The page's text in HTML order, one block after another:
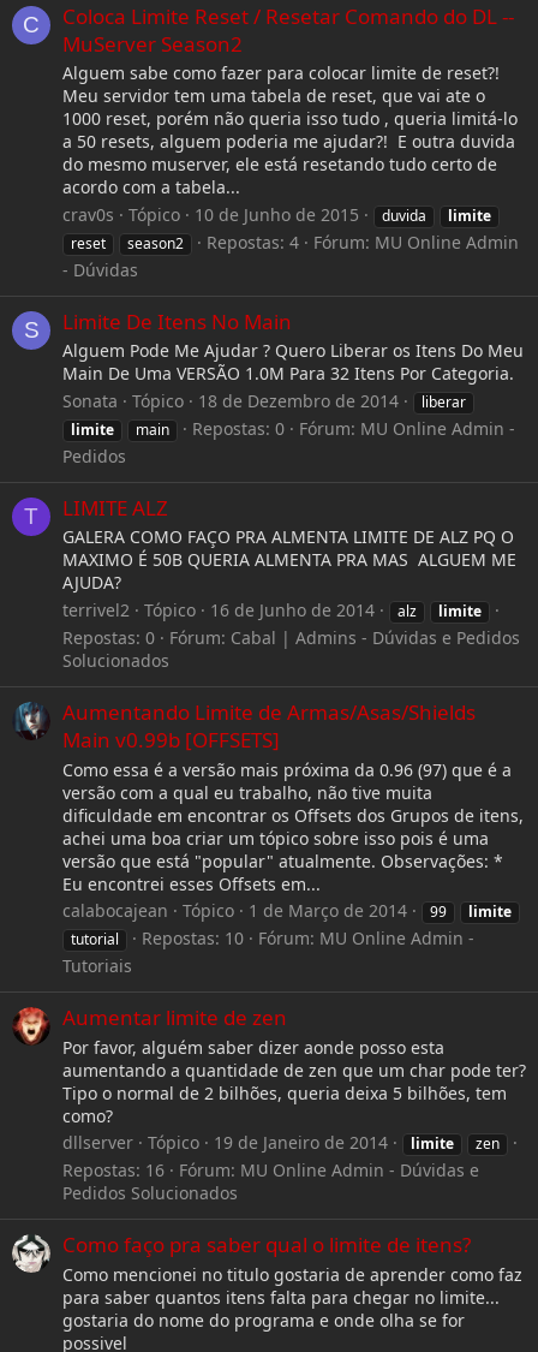
C
Coloca Limite Reset / Resetar Comando do DL --
MuServer Season2
Alguem sabe como fazer para colocar limite de reset?!
Meu servidor tem uma tabela de reset, que vai ate o
1000 reset, porém não queria isso tudo , queria limitá-lo
a 50 resets, alguem poderia me ajudar?! E outra duvida
do mesmo muserver, ele está resetando tudo certo de
acordo com a tabela...
crav0s
Tópico 10 de Junho de 2015 duvida
limite
reset
season2 Repostas: 4 Fórum: MU Online Admin
- Dúvidas
S Limite De Itens No Main
Alguem Pode Me Ajudar ? Quero Liberar os Itens Do Meu
Main De Uma VERSÃO 1.0M Para 32 Itens Por Categoria.
Sonata
Tópico 18 de Dezembro de 2014
liberar
limite
main Repostas: 0 Fórum: MU Online Admin -
Pedidos
T LIMITE ALZ
GALERA COMO FAÇO PRA ALMENTA LIMITE DE ALZ PQ O
MAXIMO É 50B QUERIA ALMENTA PRA MAS ALGUEM ME
AJUDA?
terrivel2
Tópico 16 de Junho de 2014 alz limite
Repostas: 0 Fórum: Cabal | Admins - Dúvidas e Pedidos
Solucionados
Aumentando Limite de Armas/Asas/Shields
Main v0.99b [OFFSETS]
Como essa é a versão mais próxima da 0.96 (97) que é a
versão com a qual eu trabalho, não tive muita
dificuldade em encontrar os Offsets dos Grupos de itens,
achei uma boa criar um tópico sobre isso pois é uma
versão que está "popular" atualmente. Observações: *
Eu encontrei esses Offsets em...
calabocajean
Tópico 1 de Março de 2014 99
limite
tutorial
Repostas: 10 Fórum: MU Online Admin -
Tutoriais
Aumentar limite de zen
Por favor, alguém saber dizer aonde posso esta
aumentando a quantidade de zen que um char pode ter?
Tipo o normal de 2 bilhões, queria deixa 5 bilhões, tem
como?
dllserver
Tópico 19 de Janeiro de 2014 limite zen
Repostas: 16 Fórum: MU Online Admin - Dúvidas e
Pedidos Solucionados
Como faço pra saber qual o limite de itens?
Como mencionei no titulo gostaria de aprender como faz
para saber quantos itens falta para chegar no limite...
gostaria do nome do programa e onde olha se for
possivel